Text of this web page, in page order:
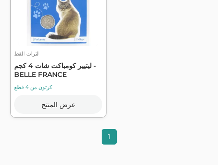
لترات القط
ليتيير كومباكت شات 4 كجم -
BELLE FRANCE
كرتون من 4 قطع
عرض المنتج
1